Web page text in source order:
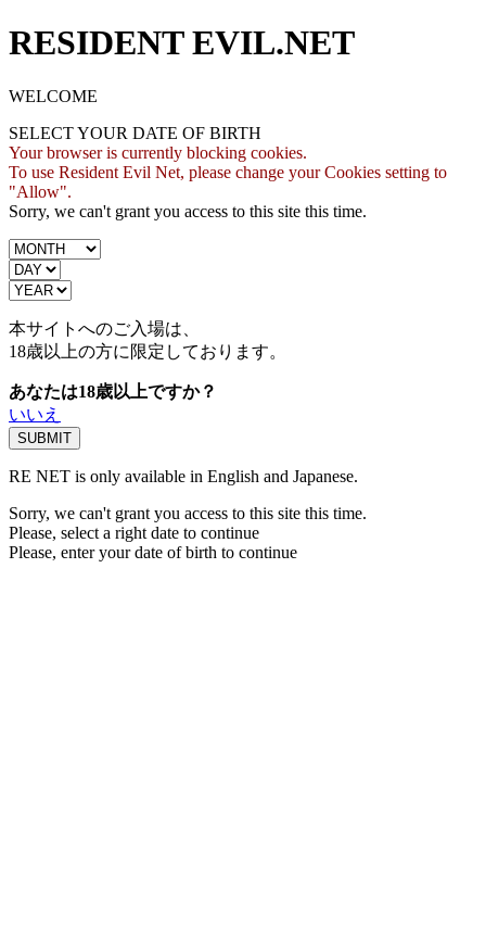
RESIDENT EVIL.NET
WELCOME
SELECT YOUR DATE OF BIRTH
Your browser is currently blocking cookies.
To use Resident Evil Net, please change your Cookies setting to
"Allow".
Sorry, we can't grant you access to this site this time.
本サイトへのご入場は、
18歳以上の方に限定しております。
あなたは18歳以上ですか？
いいえ
RE NET is only available in English and Japanese.
Sorry, we can't grant you access to this site this time.
Please, select a right date to continue
Please, enter your date of birth to continue